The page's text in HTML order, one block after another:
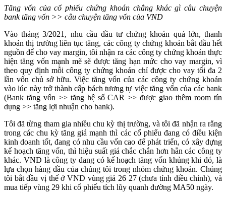
Tăng vốn của cổ phiếu chứng khoán chẳng khác gì câu chuyện
bank tăng vốn >> câu chuyện tăng vốn của VND
Vào tháng 3/2021, nhu cầu đầu tư chứng khoán quá lớn, thanh
khoản thị trường liên tục tăng, các công ty chứng khoán bắt đầu hết
nguồn để cho vay margin, tôi nhận ra các công ty chứng khoán thực
hiện tăng vốn mạnh mẽ sẽ được tăng hạn mức cho vay margin, vì
theo quy định mỗi công ty chứng khoán chỉ được cho vay tối đa 2
lần vốn chủ sở hữu. Việc tăng vốn của các công ty chứng khoán
vào lúc này trở thành cấp bách tương tự việc tăng vốn của các bank
(Bank tăng vốn >> tăng hệ số CAR >> được giao thêm room tín
dụng >> tăng lợi nhuận cho bank).
Tôi đã từng tham gia nhiều chu kỳ thị trường, và tôi đã nhận ra rằng
trong các chu kỳ tăng giá mạnh thì các cổ phiếu đang có điều kiện
kinh doanh tốt, đang có nhu cầu vốn cao để phát triển, có xây dựng
kế hoạch tăng vốn, thì hiệu suất giá chắc chắn hơn hẳn các công ty
khác. VND là công ty đang có kế hoạch tăng vốn khủng khi đó, là
lựa chọn hàng đầu của chúng tôi trong nhóm chứng khoán. Chúng
tôi bắt đầu vị thế ở VND vùng giá 26 27 (chưa tính điều chỉnh), và
mua tiếp vùng 29 khi cổ phiếu tích lũy quanh đường MA50 ngày.